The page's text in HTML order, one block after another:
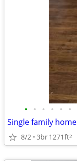
• • • • • •
Single family home
8/2 3br1271ft2